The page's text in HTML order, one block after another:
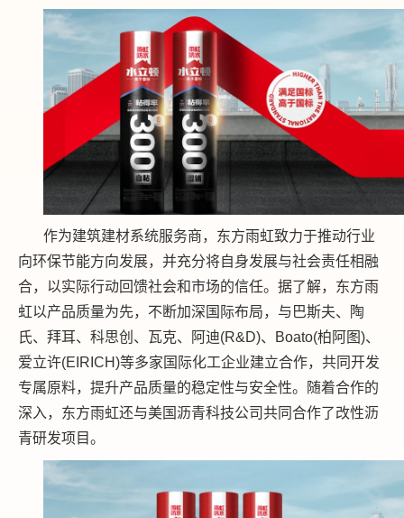
作为建筑建材系统服务商，东方雨虹致力于推动行业
向环保节能方向发展，并充分将自身发展与社会责任相融
合，以实际行动回馈社会和市场的信任。据了解，东方雨
虹以产品质量为先，不断加深国际布局，与巴斯夫、陶
氏、拜耳、科思创、瓦克、阿迪(R&D)、Boato(柏阿图)、
爱立许(EIRICH)等多家国际化工企业建立合作，共同开发
专属原料，提升产品质量的稳定性与安全性。随着合作的
深入，东方雨虹还与美国沥青科技公司共同合作了改性沥
青研发项目。